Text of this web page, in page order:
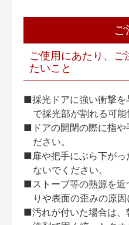
ご
ご使用にあたり、ご
たいこと
■採光ドアに強い衝撃を
で採光部が割れる可能
■ドアの開閉の際に指や
ださい。
■扉や把手にぶら下がっ
ないでください。
■ストーブ等の熱源を近
りや表面の歪みの原因
■汚れが付いた場合は、